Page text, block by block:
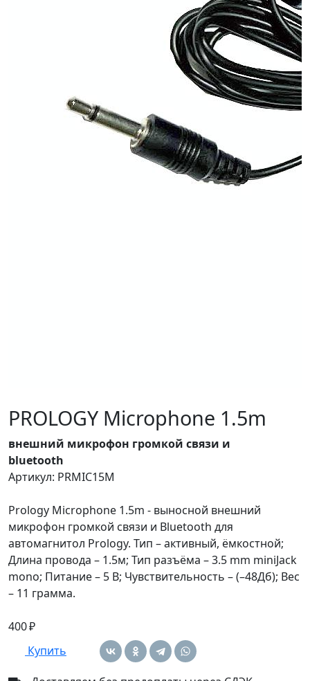
PROLOGY Microphone 1.5m
внешний микрофон громкой связи и
bluetooth
Артикул: PRMIC15M
Prology Microphone 1.5m - выносной внешний
микрофон громкой связи и Bluetooth для
автомагнитол Prology. Тип – активный, ёмкостной;
Длина провода – 1.5м; Тип разъёма – 3.5 mm miniJack
mono; Питание – 5 В; Чувствительность – (–48Дб); Вес
– 11 грамма.
400 ₽
Купить